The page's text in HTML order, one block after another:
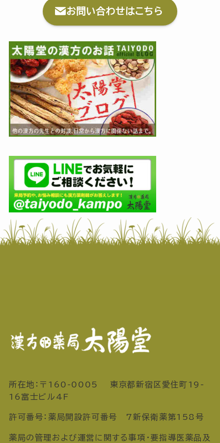
お問い合わせはこちら
所在地：〒160-0005 東京都新宿区愛住町19-
16富士ビル4F
許可番号：薬局開設許可番号 7新保衛薬第158号
薬局の管理および運営に関する事項・要指導医薬品及